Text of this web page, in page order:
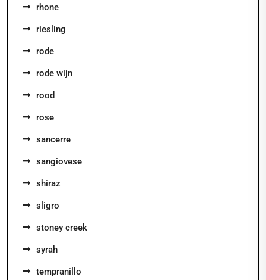
rhone
riesling
rode
rode wijn
rood
rose
sancerre
sangiovese
shiraz
sligro
stoney creek
syrah
tempranillo